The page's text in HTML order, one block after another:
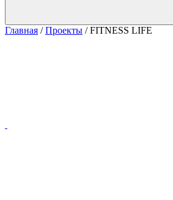
Главная / Проекты / FITNESS LIFE